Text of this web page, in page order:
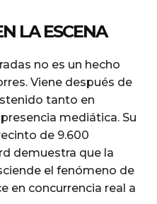
LA ESCENA
no es un hecho
Viene después de
tanto en
mediática. Su
de 9.600
demuestra que la
el fenómeno de
en concurrencia real a